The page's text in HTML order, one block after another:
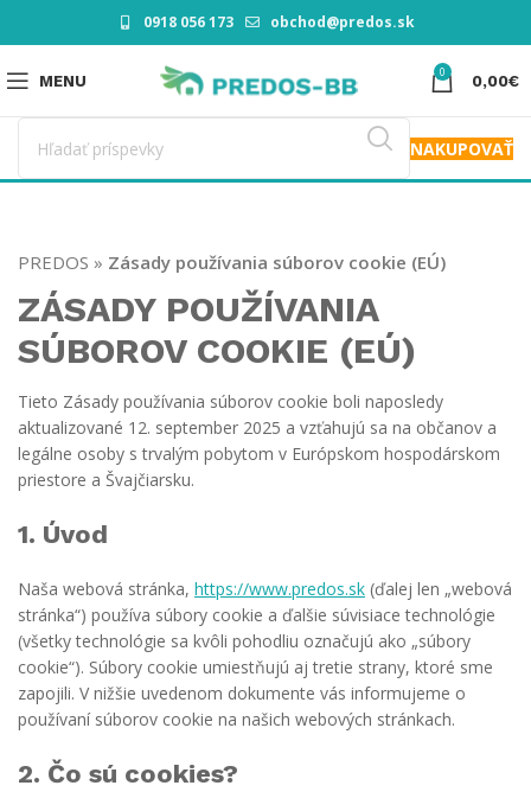
0918 056 173 obchod@predos.sk
MENU 0 0,00€
NAKUPOVAŤ
PREDOS » Zásady používania súborov cookie (EÚ)
ZÁSADY POUŽÍVANIA
SÚBOROV COOKIE (EÚ)
Tieto Zásady používania súborov cookie boli naposledy
aktualizované 12. september 2025 a vzťahujú sa na občanov a
legálne osoby s trvalým pobytom v Európskom hospodárskom
priestore a Švajčiarsku.
1. Úvod
Naša webová stránka, https://www.predos.sk (ďalej len „webová
stránka“) používa súbory cookie a ďalšie súvisiace technológie
(všetky technológie sa kvôli pohodliu označujú ako „súbory
cookie“). Súbory cookie umiestňujú aj tretie strany, ktoré sme
zapojili. V nižšie uvedenom dokumente vás informujeme o
používaní súborov cookie na našich webových stránkach.
2. Čo sú cookies?